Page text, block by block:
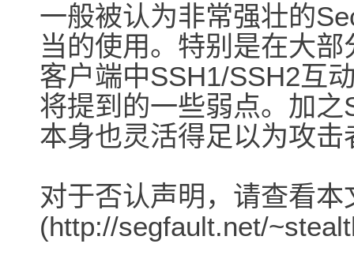
一般被认为非常强壮的
当的使用。特别是在大部
客户端中SSH1/SSH2互
将提到的一些弱点。加之
本身也灵活得足以为攻
对于否认声明，请查看本
(http://segfault.net/